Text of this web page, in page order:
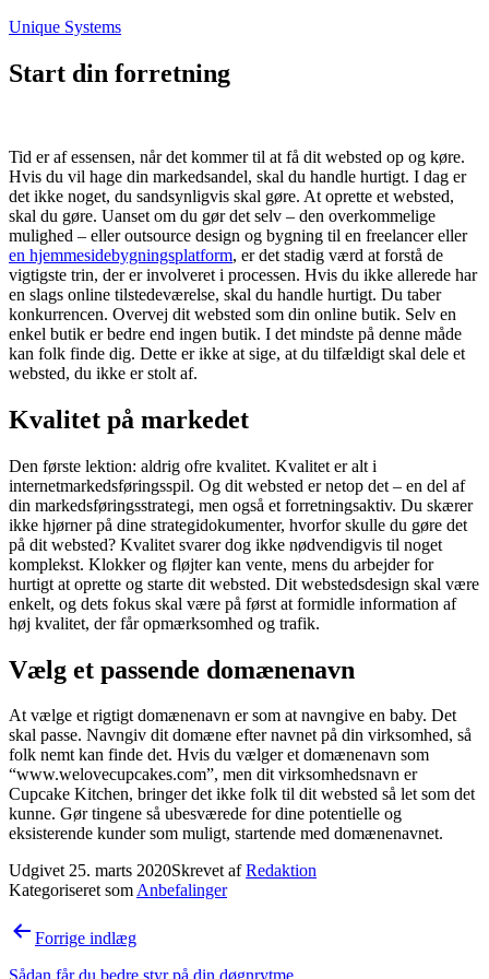
Fortsæt
indhold
Unique Systems
Start din forretning
Tid er af essensen, når det kommer til at få dit websted op og køre.
Hvis du vil hage din markedsandel, skal du handle hurtigt. I dag er
det ikke noget, du sandsynligvis skal gøre. At oprette et websted,
skal du gøre. Uanset om du gør det selv – den overkommelige
mulighed – eller outsource design og bygning til en freelancer eller
en hjemmesidebygningsplatform, er det stadig værd at forstå de
vigtigste trin, der er involveret i processen. Hvis du ikke allerede har
en slags online tilstedeværelse, skal du handle hurtigt. Du taber
konkurrencen. Overvej dit websted som din online butik. Selv en
enkel butik er bedre end ingen butik. I det mindste på denne måde
kan folk finde dig. Dette er ikke at sige, at du tilfældigt skal dele et
websted, du ikke er stolt af.
Kvalitet på markedet
Den første lektion: aldrig ofre kvalitet. Kvalitet er alt i
internetmarkedsføringsspil. Og dit websted er netop det – en del af
din markedsføringsstrategi, men også et forretningsaktiv. Du skærer
ikke hjørner på dine strategidokumenter, hvorfor skulle du gøre det
på dit websted? Kvalitet svarer dog ikke nødvendigvis til noget
komplekst. Klokker og fløjter kan vente, mens du arbejder for
hurtigt at oprette og starte dit websted. Dit webstedsdesign skal være
enkelt, og dets fokus skal være på først at formidle information af
høj kvalitet, der får opmærksomhed og trafik.
Vælg et passende domænenavn
At vælge et rigtigt domænenavn er som at navngive en baby. Det
skal passe. Navngiv dit domæne efter navnet på din virksomhed, så
folk nemt kan finde det. Hvis du vælger et domænenavn som
“www.welovecupcakes.com”, men dit virksomhedsnavn er
Cupcake Kitchen, bringer det ikke folk til dit websted så let som det
kunne. Gør tingene så ubesværede for dine potentielle og
eksisterende kunder som muligt, startende med domænenavnet.
Udgivet25. marts 2020Skrevet afRedaktion
Kategoriseret somAnbefalinger
Indlægsnavigation
Forrige indlæg